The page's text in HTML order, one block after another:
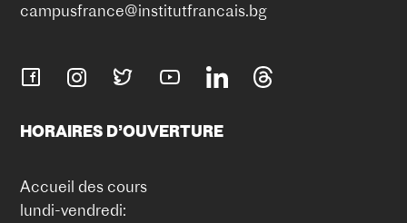
campusfrance@institutfrancais.bg
HORAIRES D’OUVERTURE
Accueil des cours
lundi-vendredi: